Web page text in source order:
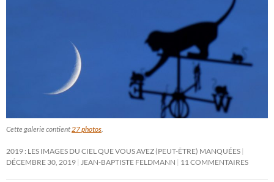
Cette galerie contient27 photos.
2019 : LES IMAGES DU CIEL QUE VOUS AVEZ (PEUT-ÊTRE) MANQUÉES
DÉCEMBRE 30, 2019 JEAN-BAPTISTE FELDMANN 11 COMMENTAIRES